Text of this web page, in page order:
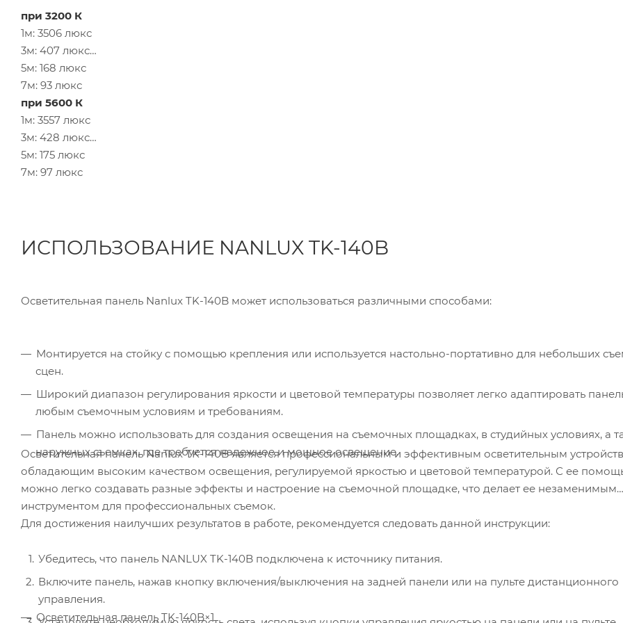
при 3200 К
1м: 3506 люкс
3м: 407 люкс
5м: 168 люкс
7м: 93 люкс
при 5600 К
1м: 3557 люкс
3м: 428 люкс
5м: 175 люкс
7м: 97 люкс
ИСПОЛЬЗОВАНИЕ NANLUX TK-140B
Осветительная панель Nanlux TK-140B может использоваться различными способами:
Монтируется на стойку с помощью крепления или используется настольно-портативно для небольших
сцен.
Широкий диапазон регулирования яркости и цветовой температуры позволяет легко адаптировать
любым съемочным условиям и требованиям.
Панель можно использовать для создания освещения на съемочных площадках, в студийных условиях, а
наружных съемках, где требуется надежное и мощное освещение.
Осветительная панель Nanlux TK-140B является профессиональным и эффективным осветительным
обладающим высоким качеством освещения, регулируемой яркостью и цветовой температурой. С ее
можно легко создавать разные эффекты и настроение на съемочной площадке, что делает ее незаменимым
инструментом для профессиональных съемок.
Для достижения наилучших результатов в работе, рекомендуется следовать данной инструкции:
Убедитесь, что панель NANLUX TK-140B подключена к источнику питания.
Включите панель, нажав кнопку включения/выключения на задней панели или на пульте дистанционного
управления.
Осветительная панель TK-140B×1